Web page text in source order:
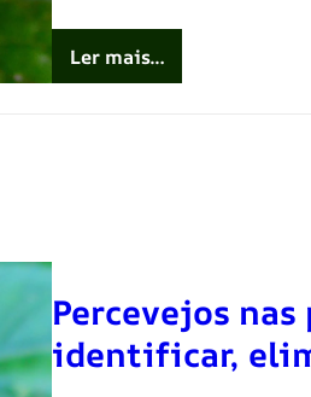
Ler mais…
Percevejos
identificar,